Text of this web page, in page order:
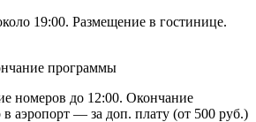
19:00. Размещение в гостинице.
программы
номеров до 12:00. Окончание
аэропорт — за доп. плату (от 500 руб.)